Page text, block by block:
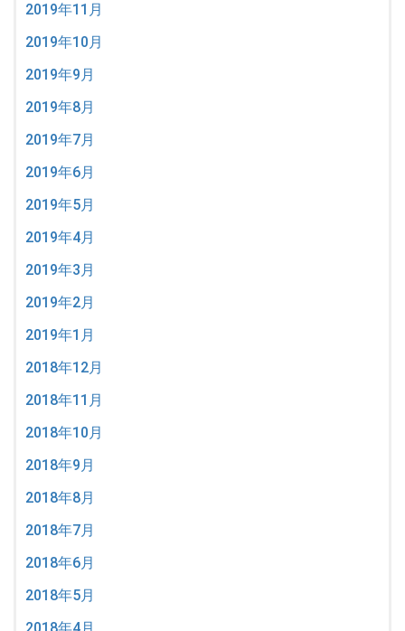
2019年11月
2019年10月
2019年9月
2019年8月
2019年7月
2019年6月
2019年5月
2019年4月
2019年3月
2019年2月
2019年1月
2018年12月
2018年11月
2018年10月
2018年9月
2018年8月
2018年7月
2018年6月
2018年5月